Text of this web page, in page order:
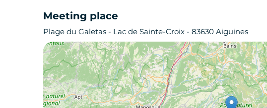
Meeting place
Plage du Galetas - Lac de Sainte-Croix - 83630 Aiguines